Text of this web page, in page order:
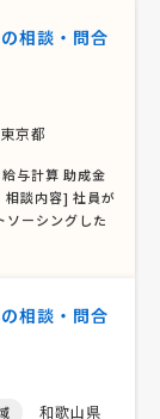
東京都
与計算 助成金
談内容] 社員が
ーシングした